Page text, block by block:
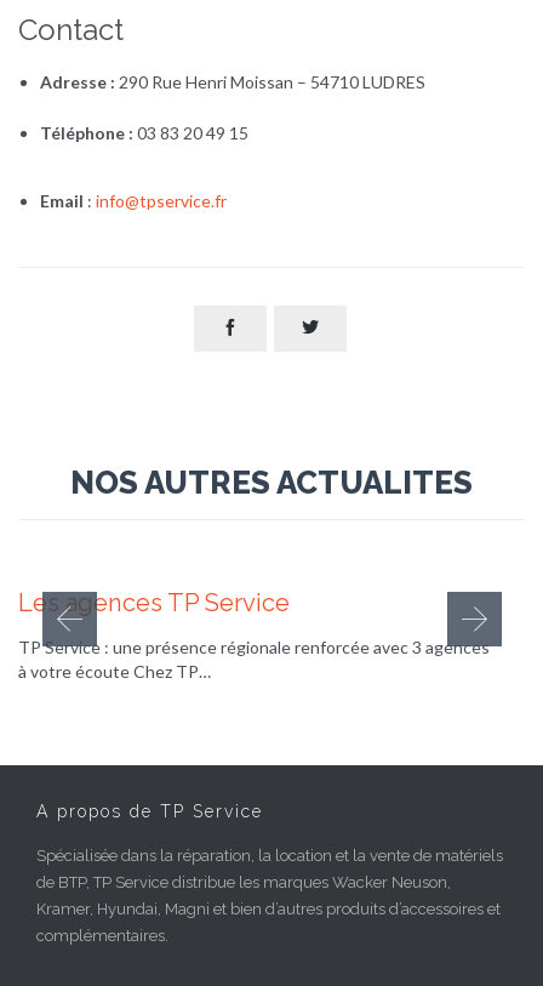
Contact
Adresse : 290 Rue Henri Moissan – 54710 LUDRES
Téléphone : 03 83 20 49 15
Email :info@tpservice.fr
 
NOS AUTRES ACTUALITES
Les agences TP Service
TP Service : une présence régionale renforcée avec 3 agences
à votre écoute Chez TP…
A propos de TP Service
Spécialisée dans la réparation, la location et la vente de matériels
de BTP, TP Service distribue les marques Wacker Neuson,
Kramer, Hyundai, Magni et bien d’autres produits d’accessoires et
complémentaires.